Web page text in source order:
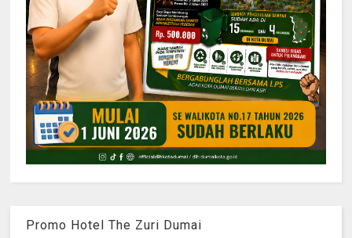
Promo Hotel The Zuri Dumai